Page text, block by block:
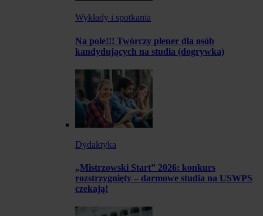
Wykłady i spotkania
Na pole!!! Twórczy plener dla osób
kandydujących na studia (dogrywka)
Dydaktyka
„Mistrzowski Start” 2026: konkurs
rozstrzygnięty – darmowe studia na USWPS
czekają!